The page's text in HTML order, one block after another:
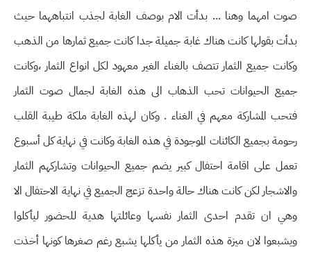
صوت امهما وهنا ... بدأت الام بوصف الغابة لجذب انتباههما حيث
بدأت بقولها كانت هناك غابة جميلة جدا كانت جميع ثمارها من الذهب
وكانت جميع الثمار تتصف بالغناء الغير معهود لكل انواع الثمار ،وكانت
جميع الحيوانات تحب الذهاب الى هذه الغابة لجمال صوت الثمار
فتحب المشاركة معهم في الغناء . وكان لهذه الغابة ملكة طيبة القلب
رحومة بجميع الكائنات الموجودة في هذه الغابة وكانت في نهاية كل أسبوع
تعمل على اقامة احتفال كبير يضم جميع الحيوانات وتشاركهم الثمار
والاشجار لكن كانت هناك حالة واحدة تزعج الجميع في نهاية الاحتفال الا
وهي ان تقدم احدى الثمار نفسها وعائلتها هدية للحضور ليأكلوا
ويشبعوا لان ميزة هذه الثمار من يأكلها يشبع رغم صغرها كونها أخذت